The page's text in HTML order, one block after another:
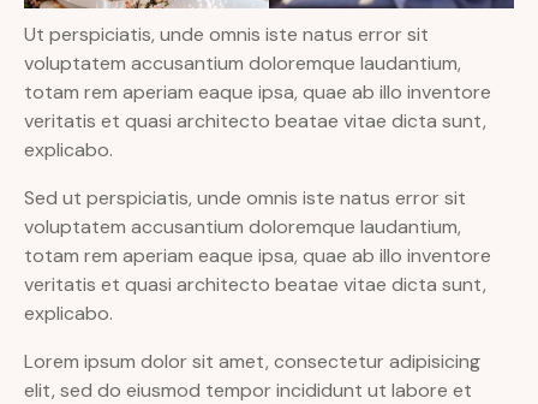
Ut perspiciatis, unde omnis iste natus error sit
voluptatem accusantium doloremque laudantium,
totam rem aperiam eaque ipsa, quae ab illo inventore
veritatis et quasi architecto beatae vitae dicta sunt,
explicabo.
Sed ut perspiciatis, unde omnis iste natus error sit
voluptatem accusantium doloremque laudantium,
totam rem aperiam eaque ipsa, quae ab illo inventore
veritatis et quasi architecto beatae vitae dicta sunt,
explicabo.
Lorem ipsum dolor sit amet, consectetur adipisicing
elit, sed do eiusmod tempor incididunt ut labore et